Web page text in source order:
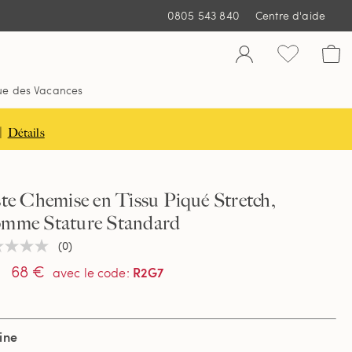
0805 543 840 Centre d'aide
des Vacances
Détails
Chemise en Tissu Piqué Stretch,
Stature Standard
(0)
68 € avec le code: R2G7